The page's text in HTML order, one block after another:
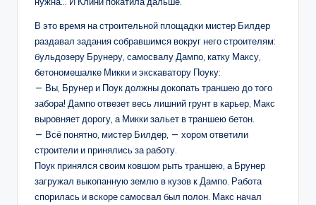
В это время на строительной площадки мистер Билдер
раздавал задания собравшимся вокруг него строителям:
бульдозеру Брунеру, самосвалу Дампо, катку Максу,
бетономешалке Микки и экскаватору Поуку:
— Вы, Брунер и Поук должны докопать траншею до того
забора! Дампо отвезет весь лишний грунт в карьер, Макс
выровняет дорогу, а Микки зальет в траншею бетон.
— Всё понятно, мистер Билдер, — хором ответили
строители и принялись за работу.
Поук принялся своим ковшом рыть траншею, а Брунер
загружал выкопанную землю в кузов к Дампо. Работа
спорилась и вскоре самосвал был полон. Макс начал